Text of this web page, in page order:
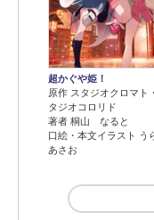
超かぐや姫！
原作 スタジオクロマト
タジオコロリド
著者 桐山 なると
口絵・本文イラスト う
あさお